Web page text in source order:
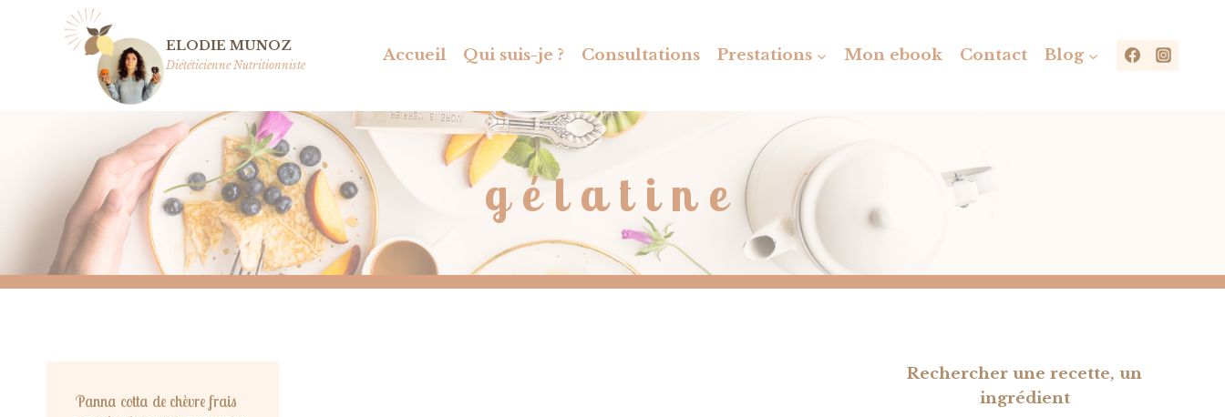
ELODIE MUNOZ
Diététicienne Nutritionniste Accueil Qui suis-je ? Consultations Prestations Mon ebook Contact Blog
gélatine
Panna cotta de chèvre frais
Rechercher une recette, un
ingrédient